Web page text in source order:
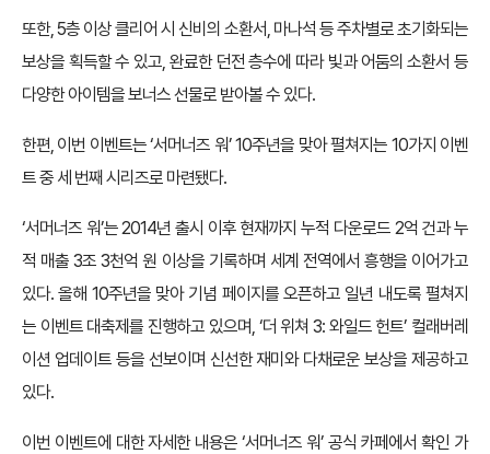
또한, 5층 이상 클리어 시 신비의 소환서, 마나석 등 주차별로 초기화되는
보상을 획득할 수 있고, 완료한 던전 층수에 따라 빛과 어둠의 소환서 등
다양한 아이템을 보너스 선물로 받아볼 수 있다.
한편, 이번 이벤트는 ‘서머너즈 워’ 10주년을 맞아 펼쳐지는 10가지 이벤
트 중 세 번째 시리즈로 마련됐다.
‘서머너즈 워’는 2014년 출시 이후 현재까지 누적 다운로드 2억 건과 누
적 매출 3조 3천억 원 이상을 기록하며 세계 전역에서 흥행을 이어가고
있다. 올해 10주년을 맞아 기념 페이지를 오픈하고 일년 내도록 펼쳐지
는 이벤트 대축제를 진행하고 있으며, ‘더 위쳐 3: 와일드 헌트’ 컬래버레
이션 업데이트 등을 선보이며 신선한 재미와 다채로운 보상을 제공하고
있다.
이번 이벤트에 대한 자세한 내용은 ‘서머너즈 워’ 공식 카페에서 확인 가